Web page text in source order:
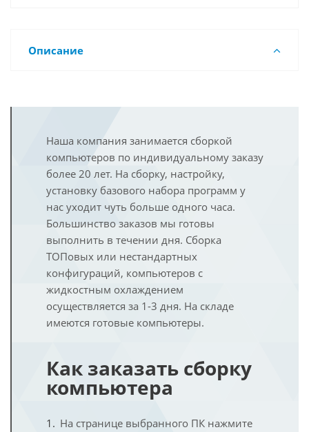
Описание
Наша компания занимается сборкой
компьютеров по индивидуальному заказу
более 20 лет. На сборку, настройку,
установку базового набора программ у
нас уходит чуть больше одного часа.
Большинство заказов мы готовы
выполнить в течении дня. Сборка
ТОПовых или нестандартных
конфигураций, компьютеров с
жидкостным охлаждением
осуществляется за 1-3 дня. На складе
имеются готовые компьютеры.
Как заказать сборку
компьютера
На странице выбранного ПК нажмите